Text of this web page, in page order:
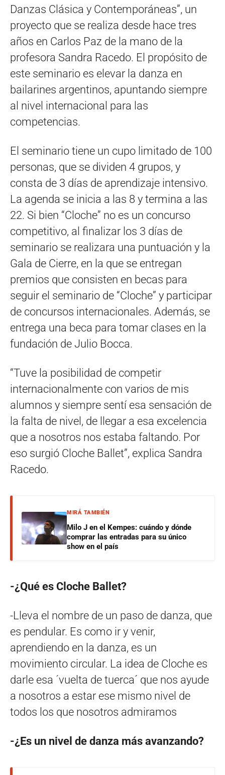
Danzas Clásica y Contemporáneas”, un
proyecto que se realiza desde hace tres
años en Carlos Paz de la mano de la
profesora Sandra Racedo. El propósito de
este seminario es elevar la danza en
bailarines argentinos, apuntando siempre
al nivel internacional para las
competencias.
El seminario tiene un cupo limitado de 100
personas, que se dividen 4 grupos, y
consta de 3 días de aprendizaje intensivo.
La agenda se inicia a las 8 y termina a las
22. Si bien “Cloche” no es un concurso
competitivo, al finalizar los 3 días de
seminario se realizara una puntuación y la
Gala de Cierre, en la que se entregan
premios que consisten en becas para
seguir el seminario de “Cloche” y participar
de concursos internacionales. Además, se
entrega una beca para tomar clases en la
fundación de Julio Bocca.
“Tuve la posibilidad de competir
internacionalmente con varios de mis
alumnos y siempre sentí esa sensación de
la falta de nivel, de llegar a esa excelencia
que a nosotros nos estaba faltando. Por
eso surgió Cloche Ballet”, explica Sandra
Racedo.
MIRÁ TAMBIÉN
Milo J en el Kempes: cuándo y dónde
comprar las entradas para su único
show en el país
-¿Qué es Cloche Ballet?
-Lleva el nombre de un paso de danza, que
es pendular. Es como ir y venir,
aprendiendo en la danza, es un
movimiento circular. La idea de Cloche es
darle esa ´vuelta de tuerca´ que nos ayude
a nosotros a estar ese mismo nivel de
todos los que nosotros admiramos
-¿Es un nivel de danza más avanzando?